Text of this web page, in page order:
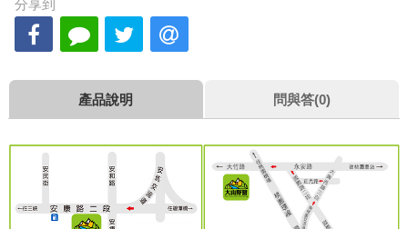
分享到
產品說明 問與答(0)